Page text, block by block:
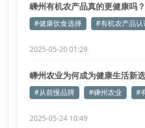
嵊州有机农产品真的更健康吗
绿色密码
#健康饮食选择 #有机农产品认
2025-05-20 01:29
嵊州农业为何成为健康生活新
#从前慢品牌 #嵊州农业 #
2025-05-24 10:49